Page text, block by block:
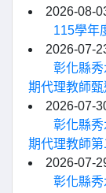
2026-08-
115學年
2026-07-
彰化縣
期代理教師甄
2026-07-
彰化縣
期代理教師第
2026-07-
彰化縣